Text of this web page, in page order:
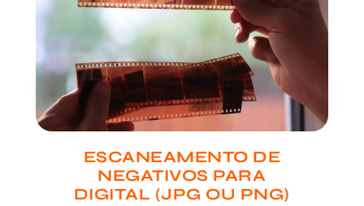
ESCANEAMENTO DE
NEGATIVOS PARA
DIGITAL (JPG OU PNG)